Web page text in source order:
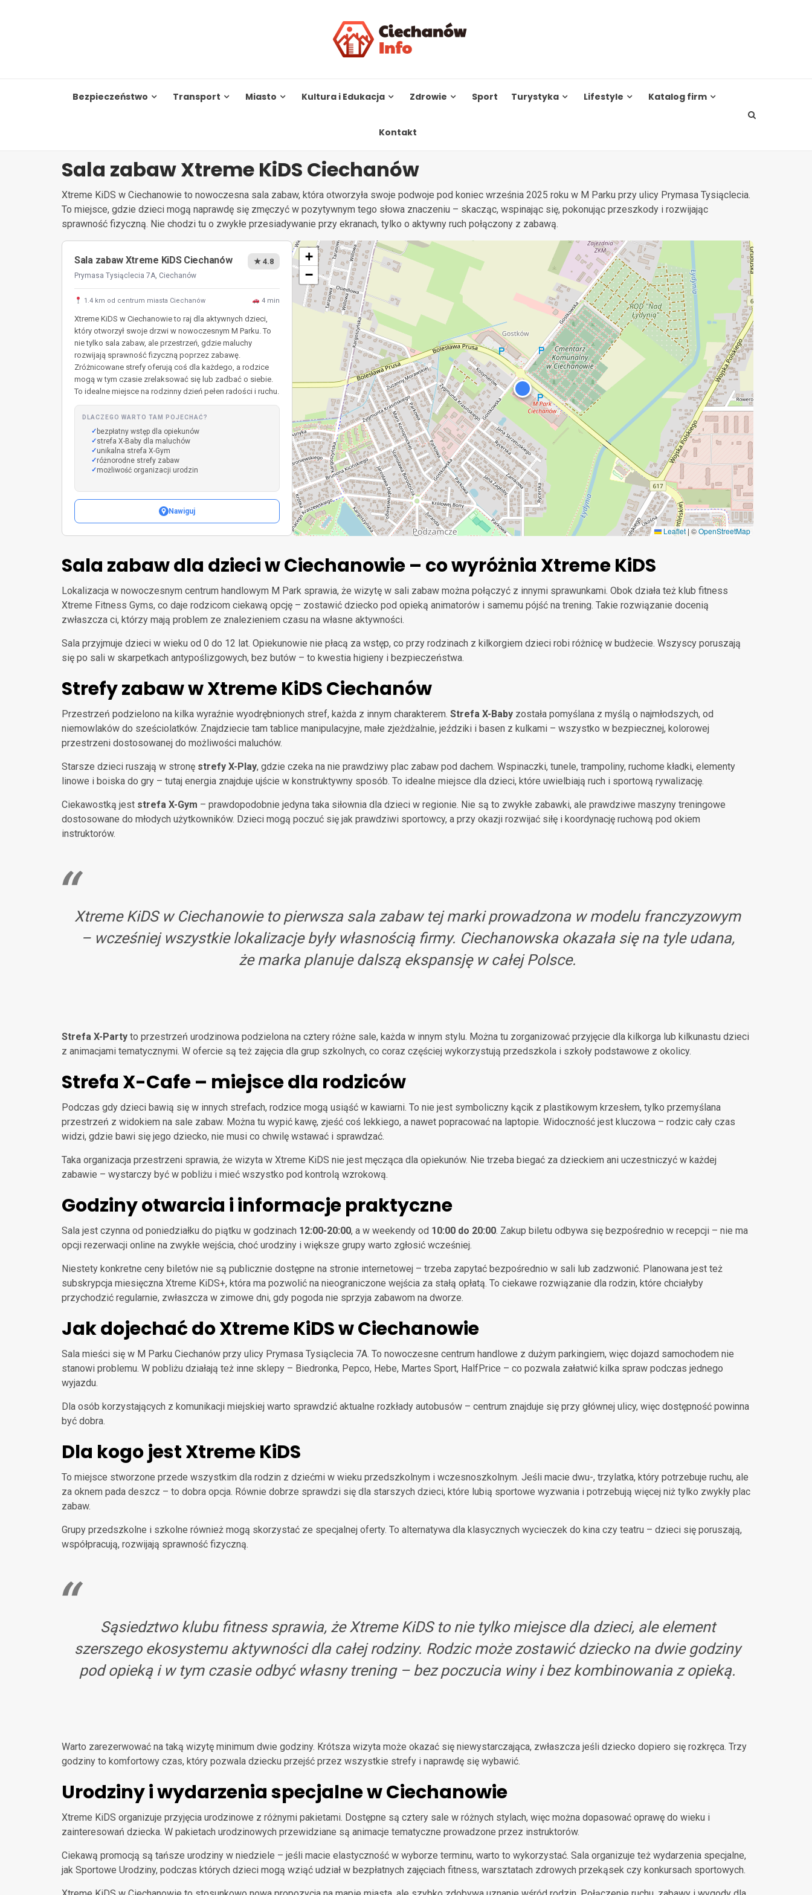
Bezpieczeństwo Transport Miasto Kultura i Edukacja Zdrowie Sport Turystyka Lifestyle Katalog firm
Kontakt
Sala zabaw Xtreme KiDS Ciechanów
Xtreme KiDS w Ciechanowie to nowoczesna sala zabaw, która otworzyła swoje podwoje pod koniec września 2025 roku w M Parku przy ulicy Prymasa Tysiąclecia.
To miejsce, gdzie dzieci mogą naprawdę się zmęczyć w pozytywnym tego słowa znaczeniu – skacząc, wspinając się, pokonując przeszkody i rozwijając
sprawność fizyczną. Nie chodzi tu o zwykłe przesiadywanie przy ekranach, tylko o aktywny ruch połączony z zabawą.
Sala zabaw Xtreme KiDS Ciechanów
Prymasa Tysiąclecia 7A, Ciechanów
★ 4.8
1.4 km od centrum miasta Ciechanów 4 min
Xtreme KiDS w Ciechanowie to raj dla aktywnych dzieci,
który otworzył swoje drzwi w nowoczesnym M Parku. To
nie tylko sala zabaw, ale przestrzeń, gdzie maluchy
rozwijają sprawność fizyczną poprzez zabawę.
Zróżnicowane strefy oferują coś dla każdego, a rodzice
mogą w tym czasie zrelaksować się lub zadbać o siebie.
To idealne miejsce na rodzinny dzień pełen radości i ruchu.
DLACZEGO WARTO TAM POJECHAĆ?
bezpłatny wstęp dla opiekunów
strefa X-Baby dla maluchów
unikalna strefa X-Gym
różnorodne strefy zabaw
możliwość organizacji urodzin
Nawiguj
+
−
Leaflet | ©OpenStreetMap
Sala zabaw dla dzieci w Ciechanowie – co wyróżnia Xtreme KiDS
Lokalizacja w nowoczesnym centrum handlowym M Park sprawia, że wizytę w sali zabaw można połączyć z innymi sprawunkami. Obok działa też klub fitness
Xtreme Fitness Gyms, co daje rodzicom ciekawą opcję – zostawić dziecko pod opieką animatorów i samemu pójść na trening. Takie rozwiązanie docenią
zwłaszcza ci, którzy mają problem ze znalezieniem czasu na własne aktywności.
Sala przyjmuje dzieci w wieku od 0 do 12 lat. Opiekunowie nie płacą za wstęp, co przy rodzinach z kilkorgiem dzieci robi różnicę w budżecie. Wszyscy poruszają
się po sali w skarpetkach antypoślizgowych, bez butów – to kwestia higieny i bezpieczeństwa.
Strefy zabaw w Xtreme KiDS Ciechanów
Przestrzeń podzielono na kilka wyraźnie wyodrębnionych stref, każda z innym charakterem. Strefa X-Baby została pomyślana z myślą o najmłodszych, od
niemowlaków do sześciolatków. Znajdziecie tam tablice manipulacyjne, małe zjeżdżalnie, jeździki i basen z kulkami – wszystko w bezpiecznej, kolorowej
przestrzeni dostosowanej do możliwości maluchów.
Starsze dzieci ruszają w stronę strefy X-Play, gdzie czeka na nie prawdziwy plac zabaw pod dachem. Wspinaczki, tunele, trampoliny, ruchome kładki, elementy
linowe i boiska do gry – tutaj energia znajduje ujście w konstruktywny sposób. To idealne miejsce dla dzieci, które uwielbiają ruch i sportową rywalizację.
Ciekawostką jest strefa X-Gym – prawdopodobnie jedyna taka siłownia dla dzieci w regionie. Nie są to zwykłe zabawki, ale prawdziwe maszyny treningowe
dostosowane do młodych użytkowników. Dzieci mogą poczuć się jak prawdziwi sportowcy, a przy okazji rozwijać siłę i koordynację ruchową pod okiem
instruktorów.
Xtreme KiDS w Ciechanowie to pierwsza sala zabaw tej marki prowadzona w modelu franczyzowym
– wcześniej wszystkie lokalizacje były własnością firmy. Ciechanowska okazała się na tyle udana,
że marka planuje dalszą ekspansję w całej Polsce.
Strefa X-Party to przestrzeń urodzinowa podzielona na cztery różne sale, każda w innym stylu. Można tu zorganizować przyjęcie dla kilkorga lub kilkunastu dzieci
z animacjami tematycznymi. W ofercie są też zajęcia dla grup szkolnych, co coraz częściej wykorzystują przedszkola i szkoły podstawowe z okolicy.
Strefa X-Cafe – miejsce dla rodziców
Podczas gdy dzieci bawią się w innych strefach, rodzice mogą usiąść w kawiarni. To nie jest symboliczny kącik z plastikowym krzesłem, tylko przemyślana
przestrzeń z widokiem na sale zabaw. Można tu wypić kawę, zjeść coś lekkiego, a nawet popracować na laptopie. Widoczność jest kluczowa – rodzic cały czas
widzi, gdzie bawi się jego dziecko, nie musi co chwilę wstawać i sprawdzać.
Taka organizacja przestrzeni sprawia, że wizyta w Xtreme KiDS nie jest męcząca dla opiekunów. Nie trzeba biegać za dzieckiem ani uczestniczyć w każdej
zabawie – wystarczy być w pobliżu i mieć wszystko pod kontrolą wzrokową.
Godziny otwarcia i informacje praktyczne
Sala jest czynna od poniedziałku do piątku w godzinach 12:00-20:00, a w weekendy od 10:00 do 20:00. Zakup biletu odbywa się bezpośrednio w recepcji – nie ma
opcji rezerwacji online na zwykłe wejścia, choć urodziny i większe grupy warto zgłosić wcześniej.
Niestety konkretne ceny biletów nie są publicznie dostępne na stronie internetowej – trzeba zapytać bezpośrednio w sali lub zadzwonić. Planowana jest też
subskrypcja miesięczna Xtreme KiDS+, która ma pozwolić na nieograniczone wejścia za stałą opłatą. To ciekawe rozwiązanie dla rodzin, które chciałyby
przychodzić regularnie, zwłaszcza w zimowe dni, gdy pogoda nie sprzyja zabawom na dworze.
Jak dojechać do Xtreme KiDS w Ciechanowie
Sala mieści się w M Parku Ciechanów przy ulicy Prymasa Tysiąclecia 7A. To nowoczesne centrum handlowe z dużym parkingiem, więc dojazd samochodem nie
stanowi problemu. W pobliżu działają też inne sklepy – Biedronka, Pepco, Hebe, Martes Sport, HalfPrice – co pozwala załatwić kilka spraw podczas jednego
wyjazdu.
Dla osób korzystających z komunikacji miejskiej warto sprawdzić aktualne rozkłady autobusów – centrum znajduje się przy głównej ulicy, więc dostępność powinna
być dobra.
Dla kogo jest Xtreme KiDS
To miejsce stworzone przede wszystkim dla rodzin z dziećmi w wieku przedszkolnym i wczesnoszkolnym. Jeśli macie dwu-, trzylatka, który potrzebuje ruchu, ale
za oknem pada deszcz – to dobra opcja. Równie dobrze sprawdzi się dla starszych dzieci, które lubią sportowe wyzwania i potrzebują więcej niż tylko zwykły plac
zabaw.
Grupy przedszkolne i szkolne również mogą skorzystać ze specjalnej oferty. To alternatywa dla klasycznych wycieczek do kina czy teatru – dzieci się poruszają,
współpracują, rozwijają sprawność fizyczną.
Sąsiedztwo klubu fitness sprawia, że Xtreme KiDS to nie tylko miejsce dla dzieci, ale element
szerszego ekosystemu aktywności dla całej rodziny. Rodzic może zostawić dziecko na dwie godziny
pod opieką i w tym czasie odbyć własny trening – bez poczucia winy i bez kombinowania z opieką.
Warto zarezerwować na taką wizytę minimum dwie godziny. Krótsza wizyta może okazać się niewystarczająca, zwłaszcza jeśli dziecko dopiero się rozkręca. Trzy
godziny to komfortowy czas, który pozwala dziecku przejść przez wszystkie strefy i naprawdę się wybawić.
Urodziny i wydarzenia specjalne w Ciechanowie
Xtreme KiDS organizuje przyjęcia urodzinowe z różnymi pakietami. Dostępne są cztery sale w różnych stylach, więc można dopasować oprawę do wieku i
zainteresowań dziecka. W pakietach urodzinowych przewidziane są animacje tematyczne prowadzone przez instruktorów.
Ciekawą promocją są tańsze urodziny w niedziele – jeśli macie elastyczność w wyborze terminu, warto to wykorzystać. Sala organizuje też wydarzenia specjalne,
jak Sportowe Urodziny, podczas których dzieci mogą wziąć udział w bezpłatnych zajęciach fitness, warsztatach zdrowych przekąsek czy konkursach sportowych.